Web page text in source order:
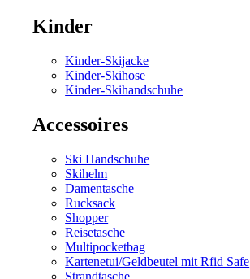
Kinder
Kinder-Skijacke
Kinder-Skihose
Kinder-Skihandschuhe
Accessoires
Ski Handschuhe
Skihelm
Damentasche
Rucksack
Shopper
Reisetasche
Multipocketbag
Kartenetui/Geldbeutel mit Rfid Safe
Strandtasche